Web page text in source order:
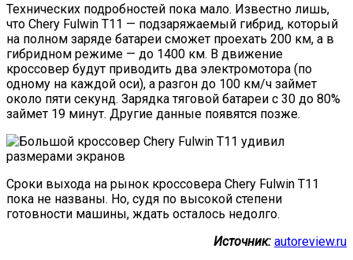
Технических подробностей пока мало. Известно лишь,
что Chery Fulwin T11 — подзаряжаемый гибрид, который
на полном заряде батареи сможет проехать 200 км, а в
гибридном режиме — до 1400 км. В движение
кроссовер будут приводить два электромотора (по
одному на каждой оси), а разгон до 100 км/ч займет
около пяти секунд. Зарядка тяговой батареи с 30 до 80%
займет 19 минут. Другие данные появятся позже.
Сроки выхода на рынок кроссовера Chery Fulwin T11
пока не названы. Но, судя по высокой степени
готовности машины, ждать осталось недолго.
Источник: autoreview.ru